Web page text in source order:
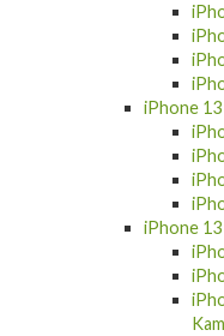
iPhone
iPhone